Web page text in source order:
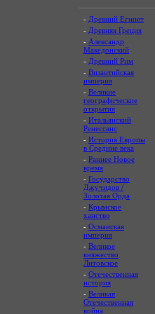
- Древний Египет
- Древняя Греция
- Александр
Македонский
- Древний Рим
- Византийская
империя
- Великие
географические
открытия
- Итальянский
Ренессанс
- История Европы
в Средние века
- Раннее Новое
время
- Государство
Джучидов /
Золотая Орда
- Крымское
ханство
- Османская
империя
- Великое
княжество
Литовское
- Отечественная
история
- Великая
Отечественная
война